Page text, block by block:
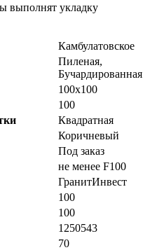
выполнят укладку
Камбулатовское
Пиленая,
Бучардированная
100х100
100
Квадратная
Коричневый
Под заказ
не менее F100
ГранитИнвест
100
100
1250543
70